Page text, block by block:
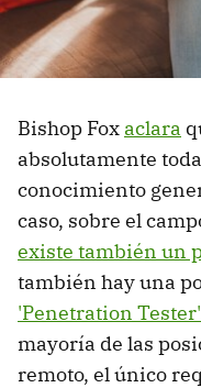
Bishop Fox aclara
absolutamente
conocimiento
caso, sobre el
existe también un
también hay una
'Penetration
mayoría de las
remoto, el único